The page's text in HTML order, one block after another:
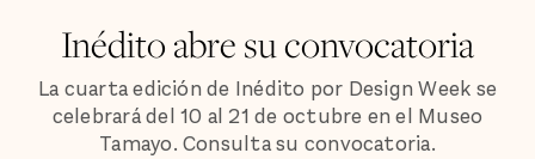
Inédito abre su convocatoria
La cuarta edición de Inédito por Design Week se
celebrará del 10 al 21 de octubre en el Museo
Tamayo. Consulta su convocatoria.